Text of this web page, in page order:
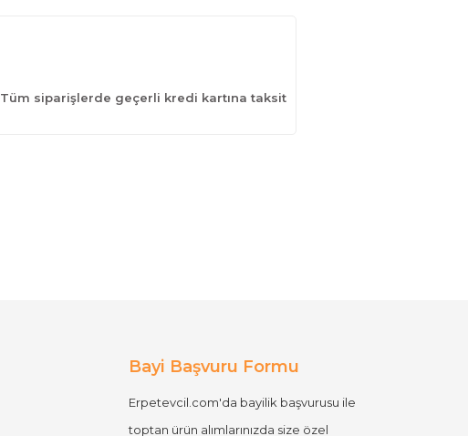
Tüm siparişlerde geçerli kredi kartına taksit
Bayi Başvuru Formu
Erpetevcil.com'da bayilik başvurusu ile
toptan ürün alımlarınızda size özel